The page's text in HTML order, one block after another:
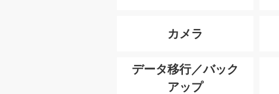
カメラ
データ移行／バック
アップ